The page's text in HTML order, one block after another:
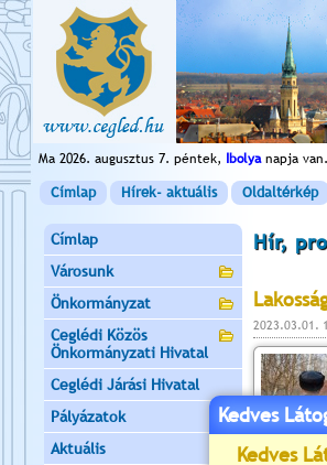
Ma 2026. augusztus 7. péntek, Ibolyanapja
Címlap Hírek- aktuális Oldaltérkép
Címlap
Városunk
Önkormányzat
Ceglédi Közös
Önkormányzati Hivatal
Ceglédi Járási Hivatal
Pályázatok
Aktuális
Hír,
2023.03.01.
Kedves